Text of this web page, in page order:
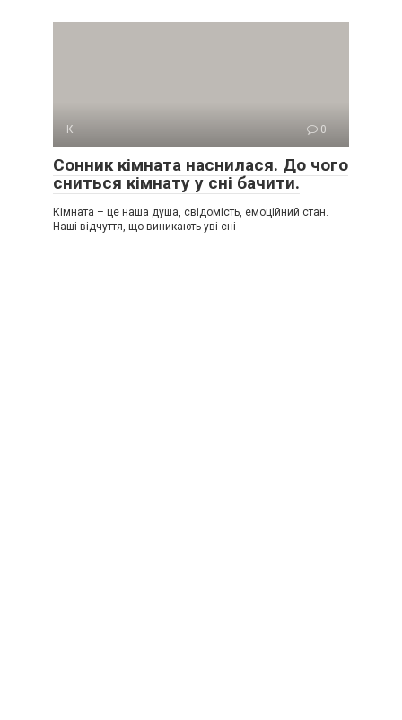
К 0
Сонник кімната наснилася. До чого
сниться кімнату у сні бачити.
Кімната – це наша душа, свідомість, емоційний стан.
Наші відчуття, що виникають уві сні